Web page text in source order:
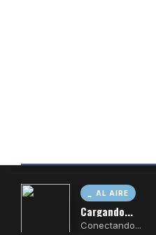
AL AIRE
Cargando...
Conectando...